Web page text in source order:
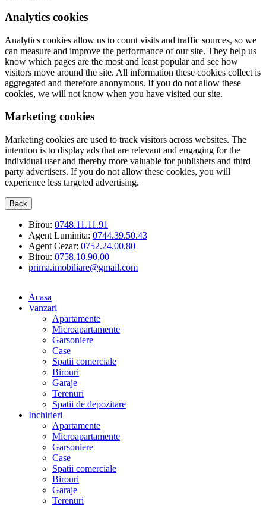
Analytics cookies
Analytics cookies allow us to count visits and traffic sources, so we
can measure and improve the performance of our site. They help us
know which pages are the most and least popular and see how
visitors move around the site. All information these cookies collect is
aggregated and therefore anonymous. If you do not allow these
cookies, we will not know when you have visited our site.
Marketing cookies
Marketing cookies are used to track visitors across websites. The
intention is to display ads that are relevant and engaging for the
individual user and thereby more valuable for publishers and third
party advertisers. If you do not allow these cookies, you will
experience less targeted advertising.
Back
Birou: 0748.11.11.91
Agent Luminita: 0744.39.50.43
Agent Cezar: 0752.24.00.80
Birou: 0758.10.90.00
prima.imobiliare@gmail.com
Acasa
Vanzari
Apartamente
Microapartamente
Garsoniere
Case
Spatii comerciale
Birouri
Garaje
Terenuri
Spatii de depozitare
Inchirieri
Apartamente
Microapartamente
Garsoniere
Case
Spatii comerciale
Birouri
Garaje
Terenuri